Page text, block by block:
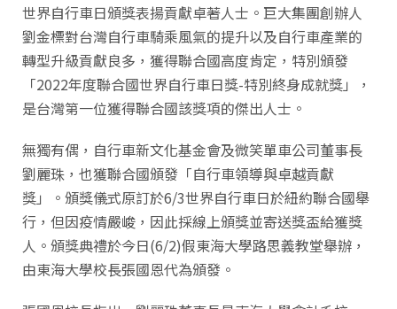
世界自行車日頒獎表揚貢獻卓著人士。巨大集團創辦人
劉金標對台灣自行車騎乘風氣的提升以及自行車產業的
轉型升級貢獻良多，獲得聯合國高度肯定，特別頒發
「2022年度聯合國世界自行車日獎-特別終身成就獎」，
是台灣第一位獲得聯合國該獎項的傑出人士。
無獨有偶，自行車新文化基金會及微笑單車公司董事長
劉麗珠，也獲聯合國頒發「自行車領導與卓越貢獻
獎」。頒獎儀式原訂於6/3世界自行車日於紐約聯合國舉
行，但因疫情嚴峻，因此採線上頒獎並寄送獎盃給獲獎
人。頒獎典禮於今日(6/2)假東海大學路思義教堂舉辦，
由東海大學校長張國恩代為頒發。